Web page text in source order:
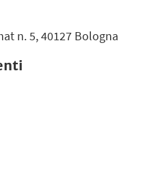
n. 5, 40127 Bologna